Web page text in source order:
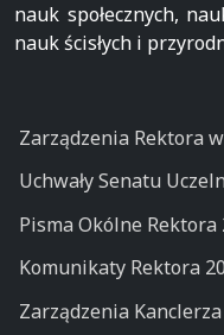
nauk społecznych,
nauk ścisłych i
Zarządzenia Rektora
Uchwały Senatu
Pisma Okólne Rektora
Komunikaty Rektora
Zarządzenia